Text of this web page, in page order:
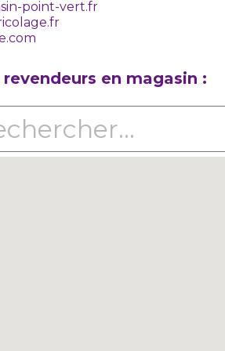
point-vert.fr
revendeurs en magasin :